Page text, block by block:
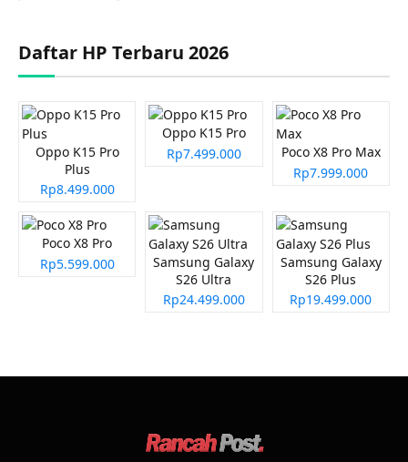
Daftar HP Terbaru 2026
Oppo K15 Pro
Plus
Rp8.499.000
Oppo K15 Pro
Rp7.499.000
Poco X8 Pro Max
Rp7.999.000
Poco X8 Pro
Rp5.599.000
Samsung Galaxy
S26 Ultra
Rp24.499.000
Samsung Galaxy
S26 Plus
Rp19.499.000